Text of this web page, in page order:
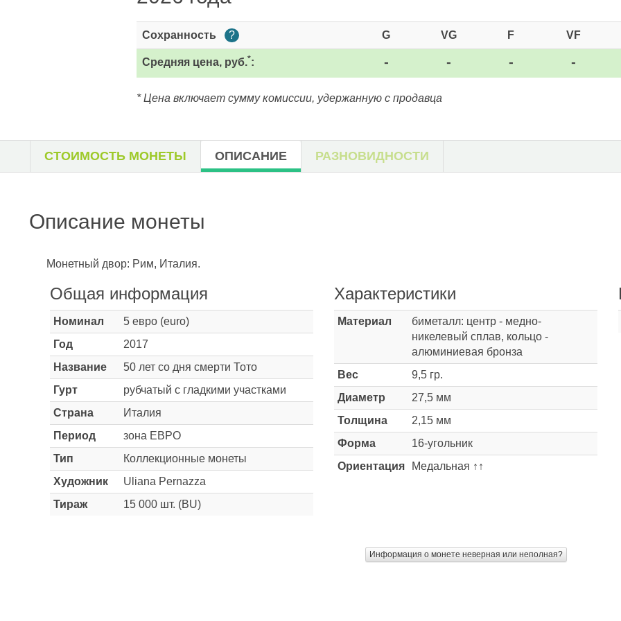
Сохранность ? G VG F VF
Средняя цена, руб.*: - - - -
* Цена включает сумму комиссии, удержанную с продавца
СТОИМОСТЬ МОНЕТЫ ОПИСАНИЕ РАЗНОВИДНОСТИ
Описание монеты
Монетный двор: Рим, Италия.
Общая информация
Номинал
5 евро (euro)
Год
2017
Название
50 лет со дня смерти Тото
Гурт
рубчатый с гладкими участками
Страна
Италия
Период
зона ЕВРО
Тип
Коллекционные монеты
Художник
Uliana Pernazza
Тираж
15 000 шт. (BU)
Характеристики
Материал
биметалл: центр - медно-
никелевый сплав, кольцо -
алюминиевая бронза
Вес
9,5 гр.
Диаметр
27,5 мм
Толщина
2,15 мм
Форма
16-угольник
Ориентация
Медальная ↑↑
Информация о монете неверная или неполная?